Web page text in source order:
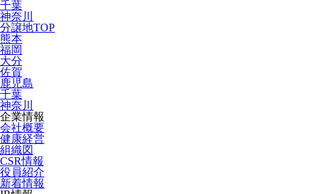
千葉
神奈川
分譲地TOP
熊本
福岡
大分
佐賀
鹿児島
千葉
神奈川
企業情報
会社概要
健康経営
組織図
CSR情報
役員紹介
新着情報